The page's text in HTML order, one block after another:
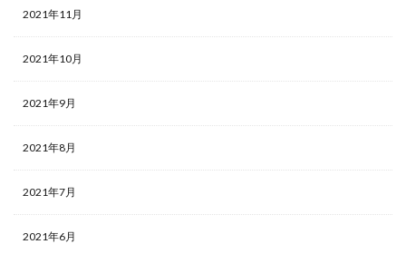
2021年11月
2021年10月
2021年9月
2021年8月
2021年7月
2021年6月